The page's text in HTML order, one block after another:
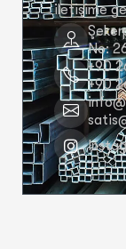
iletişime
No:
+90
+90